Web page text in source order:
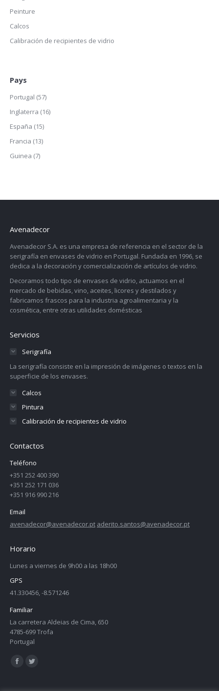
Peinture
Calcos
Calibración de recipientes de vidrio
Pays
Portugal (57)
Inglaterra (16)
España (15)
Francia (13)
Guinea (7)
Avenadecor
Avenadecor S.A. es una empresa de referencia en el sector de la
serigrafía en envases de vidrio en Portugal. Fundada en 1996, se
dedica a la decoración y comercialización de artículos de vidrio.
Decoramos todo tipo de envases de vidrio, actuamos en el
mercado de bebidas, vino, aceites, licores y destilados y
fabricamos frascos para la industria agroalimentaria y la
cosmética, entre otras utilidades domésticas
Servicios
Serigrafía
La serigrafía consiste en la impresión de imágenes o textos en la
superficie de los envases.
Calcos
Pintura
Calibración de recipientes de vidrio
Contactos
Teléfono
+351 252 400 390
+351 252 171 036
+351 916 990 216
Email
avenadecor@avenadecor.pt aderito.santos@avenadecor.pt
Horario
Lunes a viernes de 9h00 a las 18h00
GPS
41.330456, -8.571246
Familiar
La carretera Aldeias de Cima, 650
4785-699 Trofa
Portugal
Encuéntranos en:
Facebook
Twitter